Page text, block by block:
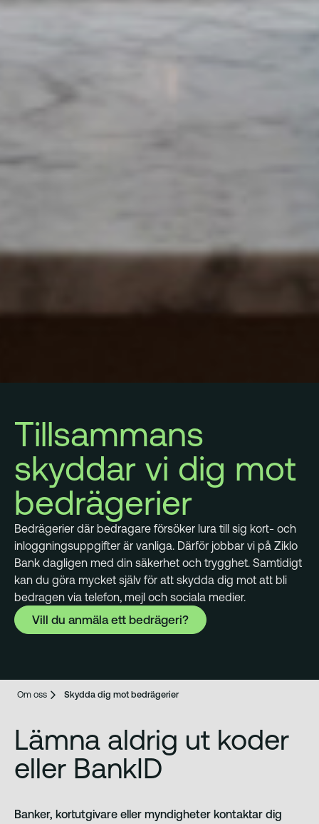
Tillsammans
skyddar vi dig mot
bedrägerier
Bedrägerier där bedragare försöker lura till sig kort- och
inloggningsuppgifter är vanliga. Därför jobbar vi på Ziklo
Bank dagligen med din säkerhet och trygghet. Samtidigt
kan du göra mycket själv för att skydda dig mot att bli
bedragen via telefon, mejl och sociala medier.
Vill du anmäla ett bedrägeri?
Om oss Skydda dig mot bedrägerier
Lämna aldrig ut koder
eller BankID
Banker, kortutgivare eller myndigheter kontaktar dig